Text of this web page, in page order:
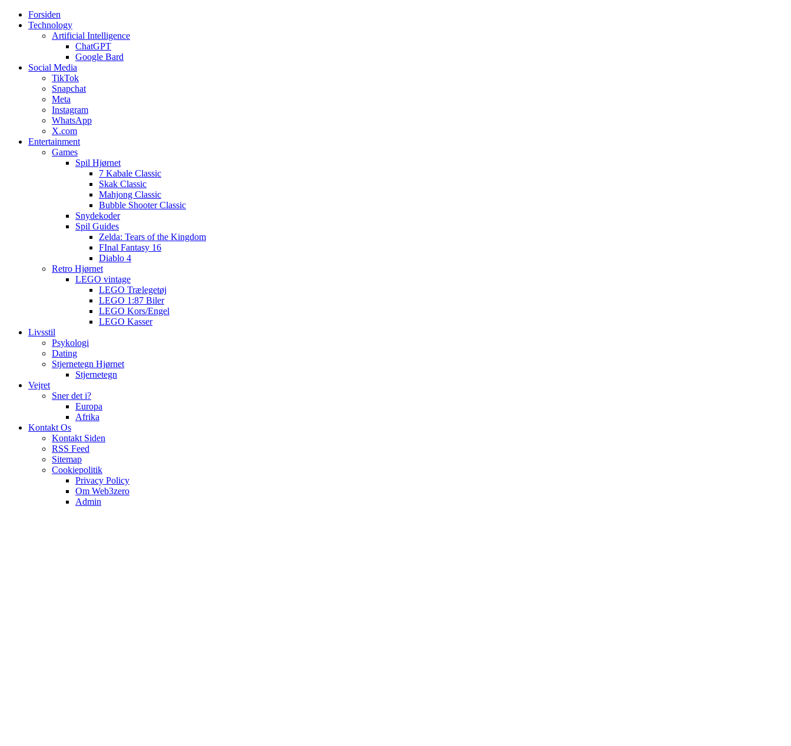
Web3zero.dk
Web3zero.dk
Forsiden
Technology
Artificial Intelligence
ChatGPT
Google Bard
Social Media
TikTok
Snapchat
Meta
Instagram
WhatsApp
X.com
Entertainment
Games
Spil Hjørnet
7 Kabale Classic
Skak Classic
Mahjong Classic
Bubble Shooter Classic
Snydekoder
Spil Guides
Zelda: Tears of the Kingdom
FInal Fantasy 16
Diablo 4
Retro Hjørnet
LEGO vintage
LEGO Trælegetøj
LEGO 1:87 Biler
LEGO Kors/Engel
LEGO Kasser
Livsstil
Psykologi
Dating
Stjernetegn Hjørnet
Stjernetegn
Vejret
Sner det i?
Europa
Afrika
Kontakt Os
Kontakt Siden
RSS Feed
Sitemap
Cookiepolitik
Privacy Policy
Om Web3zero
Admin